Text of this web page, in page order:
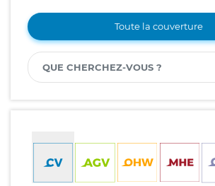
Toute la couverture